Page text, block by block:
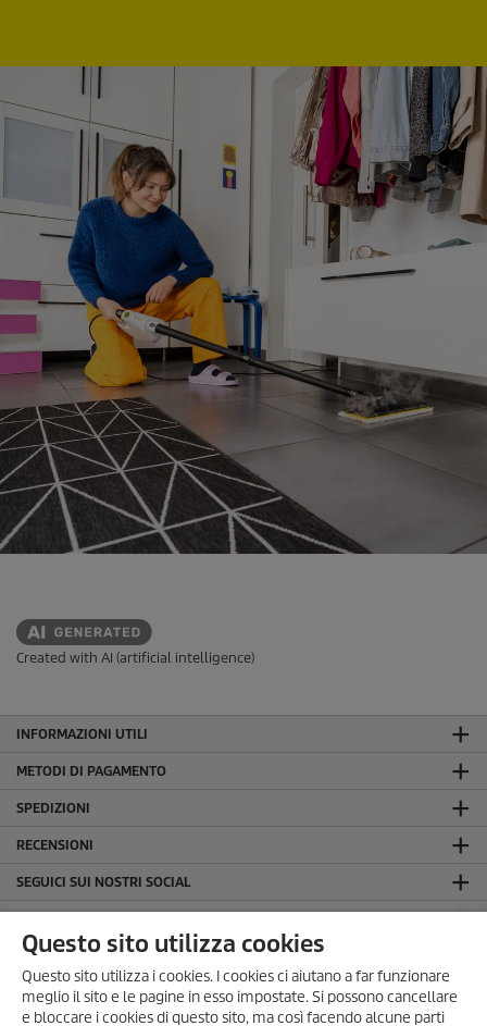
Created with AI (artificial intelligence)
INFORMAZIONI UTILI
METODI DI PAGAMENTO
SPEDIZIONI
RECENSIONI
SEGUICI SUI NOSTRI SOCIAL
INFORMAZIONI GENERALI
INFORMAZIONI LEGALI
Questo sito utilizza cookies
Questo sito utilizza i cookies. I cookies ci aiutano a far funzionare
meglio il sito e le pagine in esso impostate. Si possono cancellare
e bloccare i cookies di questo sito, ma così facendo alcune parti